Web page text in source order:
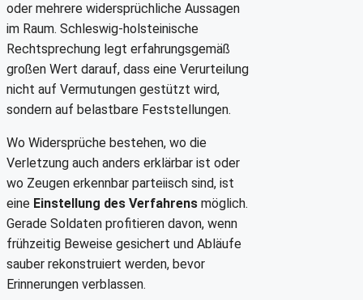
oder mehrere widersprüchliche Aussagen
im Raum. Schleswig-holsteinische
Rechtsprechung legt erfahrungsgemäß
großen Wert darauf, dass eine Verurteilung
nicht auf Vermutungen gestützt wird,
sondern auf belastbare Feststellungen.
Wo Widersprüche bestehen, wo die
Verletzung auch anders erklärbar ist oder
wo Zeugen erkennbar parteiisch sind, ist
eine Einstellung des Verfahrens möglich.
Gerade Soldaten profitieren davon, wenn
frühzeitig Beweise gesichert und Abläufe
sauber rekonstruiert werden, bevor
Erinnerungen verblassen.